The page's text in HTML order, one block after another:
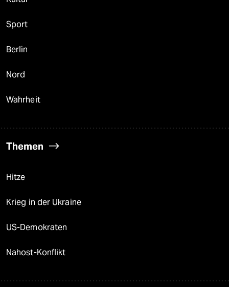
Sport
Berlin
Nord
Wahrheit
Themen
Hitze
Krieg in der Ukraine
US-Demokraten
Nahost-Konflikt